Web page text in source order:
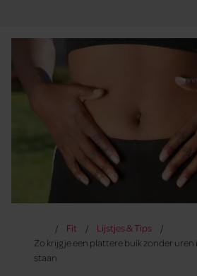
Fit
Lijstjes & Tips
Zo krijg je een plattere buik zonder
staan